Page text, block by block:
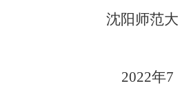
沈阳师范大
2022年7